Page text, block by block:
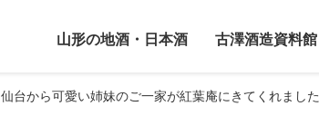
山形の地酒・日本酒 古澤酒造資料館
仙台から可愛い姉妹のご一家が紅葉庵にきてくれました